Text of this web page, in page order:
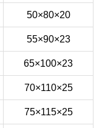
50×80×20
55×90×23
65×100×23
70×110×25
75×115×25